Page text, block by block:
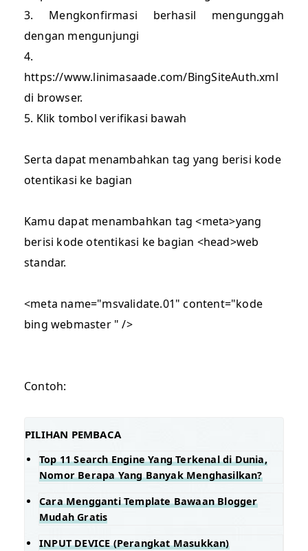
3. Mengkonfirmasi berhasil mengunggah
dengan mengunjungi
4.
https://www.linimasaade.com/BingSiteAuth.xml
di browser.
5. Klik tombol verifikasi bawah
Serta dapat menambahkan tag yang berisi kode
otentikasi ke bagian
Kamu dapat menambahkan tag <meta>yang
berisi kode otentikasi ke bagian <head>web
standar.
<meta name="msvalidate.01" content="kode
bing webmaster " />
Contoh:
PILIHAN PEMBACA
Top 11 Search Engine Yang Terkenal di Dunia,
Nomor Berapa Yang Banyak Menghasilkan?
Cara Mengganti Template Bawaan Blogger
Mudah Gratis
INPUT DEVICE (Perangkat Masukkan)